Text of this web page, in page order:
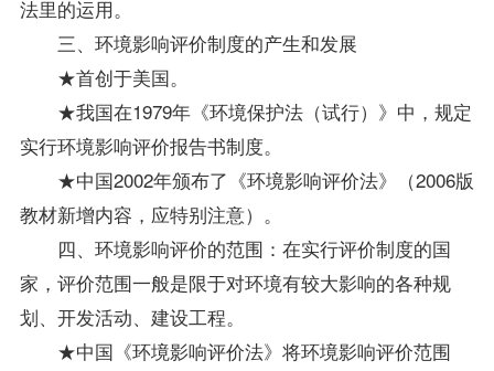
法里的运用。
三、环境影响评价制度的产生和发展
★首创于美国。
★我国在1979年《环境保护法（试行）》中，规定
实行环境影响评价报告书制度。
★中国2002年颁布了《环境影响评价法》（2006版
教材新增内容，应特别注意）。
四、环境影响评价的范围：在实行评价制度的国
家，评价范围一般是限于对环境有较大影响的各种规
划、开发活动、建设工程。
★中国《环境影响评价法》将环境影响评价范围